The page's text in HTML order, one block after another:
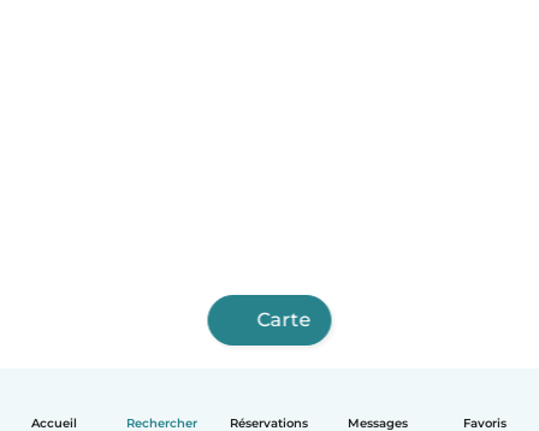
Accueil Rechercher Réservations Messages Favoris
Carte